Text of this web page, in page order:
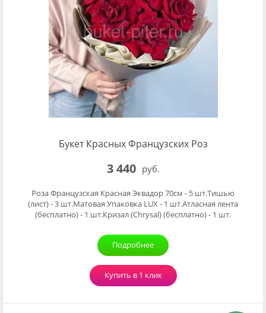
Букет Красных Французских Роз
3 440 руб.
Роза Французская Красная Эквадор 70см - 5 шт.Тишью
(лист) - 3 шт.Матовая Упаковка LUX - 1 шт.Атласная лента
(бесплатно) - 1 шт.Кризал (Chrysal) (бесплатно) - 1 шт.
Подробнее
Купить в 1 клик